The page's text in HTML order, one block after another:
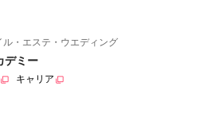
・エステ・ウエディング
デミー
キャリア